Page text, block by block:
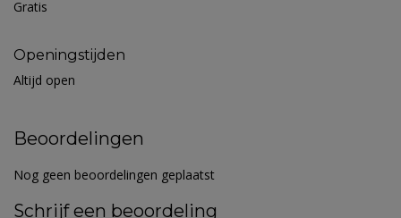
Gratis
Openingstijden
Altijd open
Beoordelingen
Nog geen beoordelingen geplaatst
Schrijf een beoordeling